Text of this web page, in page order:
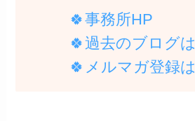
🍀事務所HP
🍀過去のブログは
🍀メルマガ登録は